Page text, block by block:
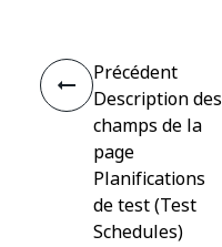
Précédent
Description des
champs de la
page
Planifications
de test (Test
Schedules)